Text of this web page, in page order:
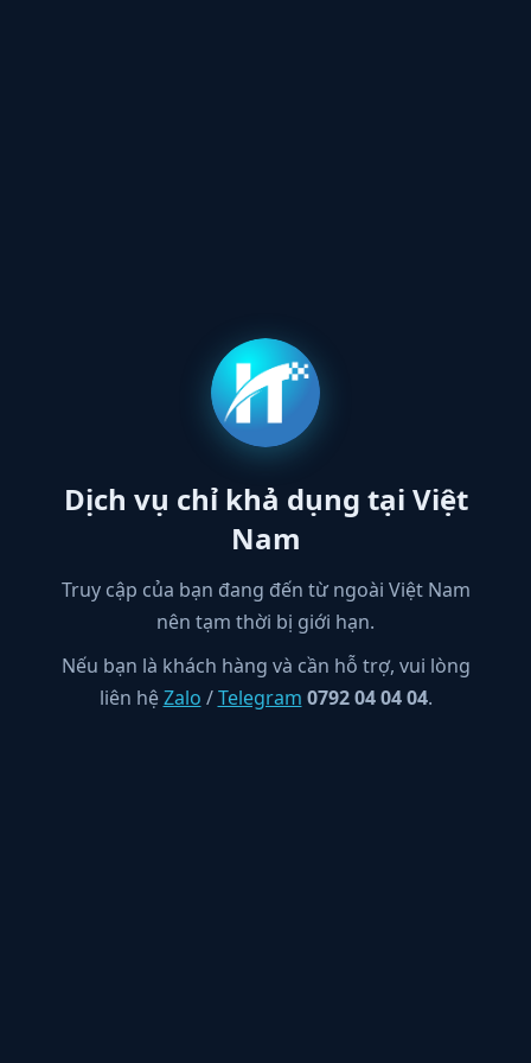
Dịch vụ chỉ khả dụng tại Việt
Nam
Truy cập của bạn đang đến từ ngoài Việt Nam
nên tạm thời bị giới hạn.
Nếu bạn là khách hàng và cần hỗ trợ, vui lòng
liên hệZalo /Telegram 0792 04 04 04.